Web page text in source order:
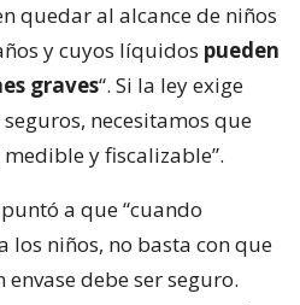
quedar al alcance de niños
y cuyos líquidos pueden
graves“. Si la ley exige
necesitamos que
y fiscalizable”.
a que “cuando
los niños, no basta con que
debe ser seguro.